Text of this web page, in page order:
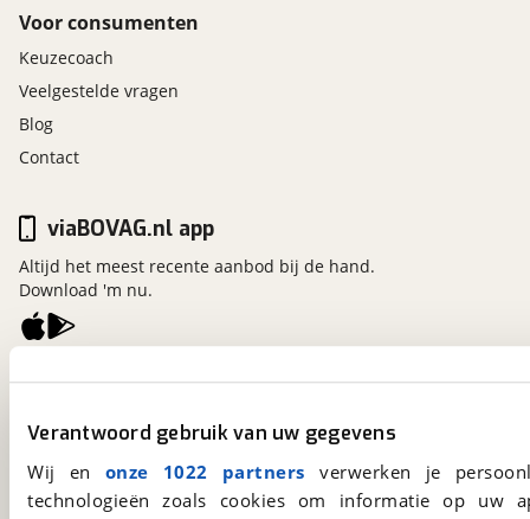
Verantwoord gebruik van uw gegevens
Wij en onze 1022 partners verwerken je
technologieën zoals cookies om informatie op
Voor consumenten
Keuzecoach
Veelgestelde vragen
Blog
Contact
viaBOVAG.nl
3981 AJ Bunnik
Een initiatief van
BOVAG
viaBOVAG.nl app
Altijd het meest recente aanbod bij de hand.
Download 'm nu.